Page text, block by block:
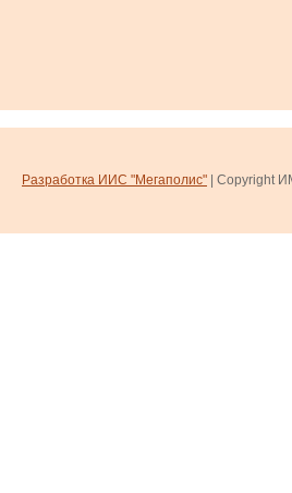
Разработка ИИС "Мегаполис" | Copyright